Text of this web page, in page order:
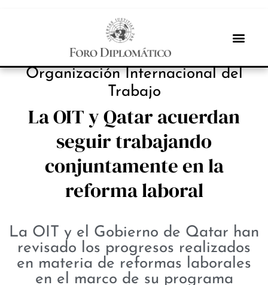
INBOX INTERNACIONAL
Organización Internacional del
Trabajo
La OIT y Qatar acuerdan
seguir trabajando
conjuntamente en la
reforma laboral
La OIT y el Gobierno de Qatar han
revisado los progresos realizados
en materia de reformas laborales
en el marco de su programa